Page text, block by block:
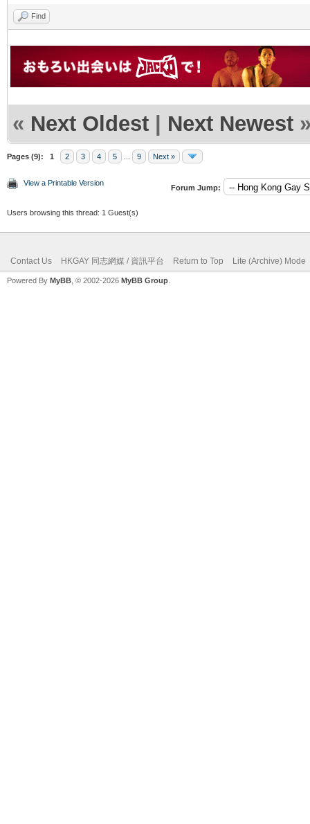
Find
« Next Oldest | Next Newest
Pages (9): 1 2 3 4 5 9 Next »
View a Printable Version
Forum Jump:
Users browsing this thread: 1 Guest(s)
Contact Us HKGAY 同志網媒 / 資訊平台 Return to Top Lite (Archive) Mode
Powered By MyBB , © 2002-2026 MyBB Group